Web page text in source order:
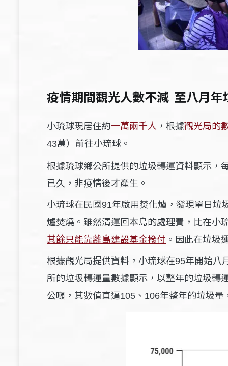
疫情期間觀光人數不減 至八月
小琉球現居住約一萬兩千人 ，根據觀光局的
43萬）前往小琉球 。
根據琉球鄉公所提供的垃圾轉運資料顯示，
已久，非疫情後才產生。
小琉球在民國91年啟用焚化爐，發現單日垃
爐焚燒 。 雖然清運回本島的處理費，比在小
其餘只能靠離島建設基金撥付 。 因此在垃圾
根據觀光局提供資料，小琉球在95年開始八
所的垃圾轉運量數據顯示，以整年的垃圾轉
公噸，其數值直逼105 、 106年整年的垃圾量